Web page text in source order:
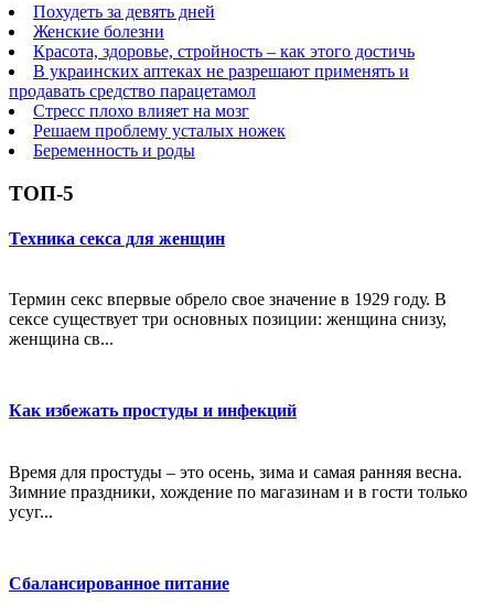
Похудеть за девять дней
Женские болезни
Красота, здоровье, стройность – как этого достичь
В украинских аптеках не разрешают применять и
продавать средство парацетамол
Стресс плохо влияет на мозг
Решаем проблему усталых ножек
Беременность и роды
ТОП-5
Техника секса для женщин
Термин секс впервые обрело свое значение в 1929 году. В
сексе существует три основных позиции: женщина снизу,
женщина св...
Как избежать простуды и инфекций
Время для простуды – это осень, зима и самая ранняя весна.
Зимние праздники, хождение по магазинам и в гости только
усуг...
Сбалансированное питание